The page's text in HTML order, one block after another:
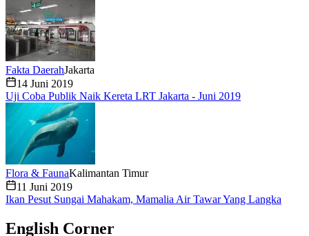
Fakta DaerahJakarta
14 Juni 2019
Uji Coba Publik Naik Kereta LRT Jakarta - Juni 2019
Flora & FaunaKalimantan Timur
11 Juni 2019
Ikan Pesut Sungai Mahakam, Mamalia Air Tawar Yang Langka
English Corner